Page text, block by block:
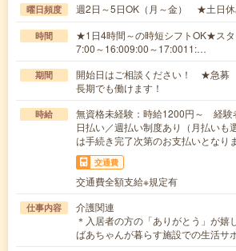
曜日頻度 週2日～5日OK（月～金） ★土日休
時間
★1日4時間～の時短シフトOK★スタ
7:00～16:009:00～17:0011:…
期間
開始日はご相談ください！ ★急募
長期でも働けます！
時給
無資格未経験：時給1200円～ 経
日払い／週払い制度あり（月払いも
は手続き完了次第のお支払いとなりま
交通費
交通費全額支給※規定有
仕事内容
介護関連
＊入居者の方の「ありがとう」が嬉
ばあちゃんが暮らす施設での生活サ